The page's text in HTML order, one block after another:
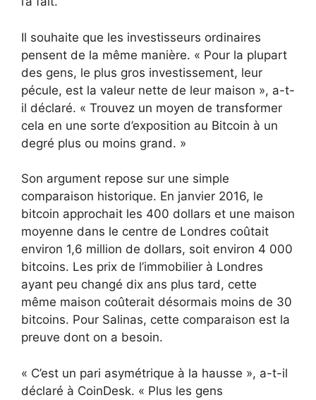
Il souhaite que les investisseurs ordinaires
pensent de la même manière. « Pour la plupart
des gens, le plus gros investissement, leur
pécule, est la valeur nette de leur maison », a-t-
il déclaré. « Trouvez un moyen de transformer
cela en une sorte d’exposition au Bitcoin à un
degré plus ou moins grand. »
Son argument repose sur une simple
comparaison historique. En janvier 2016, le
bitcoin approchait les 400 dollars et une maison
moyenne dans le centre de Londres coûtait
environ 1,6 million de dollars, soit environ 4 000
bitcoins. Les prix de l’immobilier à Londres
ayant peu changé dix ans plus tard, cette
même maison coûterait désormais moins de 30
bitcoins. Pour Salinas, cette comparaison est la
preuve dont on a besoin.
« C’est un pari asymétrique à la hausse », a-t-il
déclaré à CoinDesk. « Plus les gens